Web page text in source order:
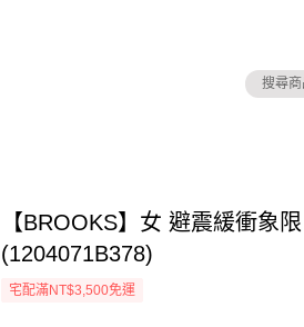
【BROOKS】女 避震緩衝象
(1204071B378)
宅配滿NT$3,500免運